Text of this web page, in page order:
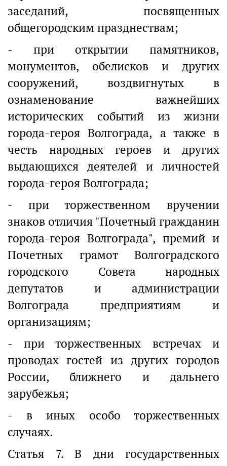
заседаний, посвященных
общегородским празднествам;
- при открытии памятников,
монументов, обелисков и других
сооружений, воздвигнутых в
ознаменование важнейших
исторических событий из жизни
города-героя Волгограда, а также в
честь народных героев и других
выдающихся деятелей и личностей
города-героя Волгограда;
- при торжественном вручении
знаков отличия "Почетный гражданин
города-героя Волгограда", премий и
Почетных грамот Волгоградского
городского Совета народных
депутатов и администрации
Волгограда предприятиям и
организациям;
- при торжественных встречах и
проводах гостей из других городов
России, ближнего и дальнего
зарубежья;
- в иных особо торжественных
случаях.
Статья 7. В дни государственных